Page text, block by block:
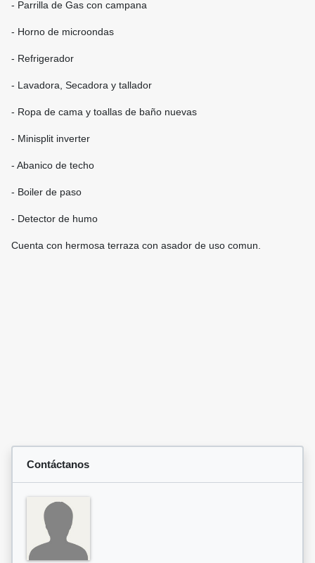
- Parrilla de Gas con campana
- Horno de microondas
- Refrigerador
- Lavadora, Secadora y tallador
- Ropa de cama y toallas de baño nuevas
- Minisplit inverter
- Abanico de techo
- Boiler de paso
- Detector de humo
Cuenta con hermosa terraza con asador de uso comun.
Contáctanos